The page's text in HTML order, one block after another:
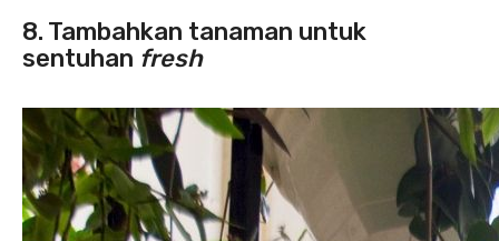
8. Tambahkan tanaman untuk
sentuhan fresh